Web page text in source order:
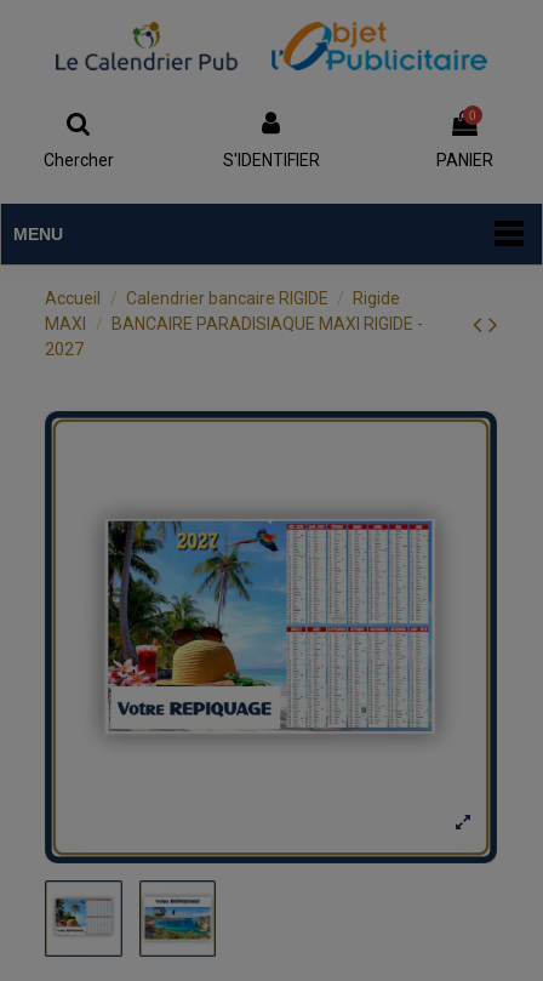
Chercher S'IDENTIFIER
0
PANIER
MENU
Accueil Calendrier bancaire RIGIDE
Rigide
MAXI
BANCAIRE PARADISIAQUE MAXI RIGIDE -
2027